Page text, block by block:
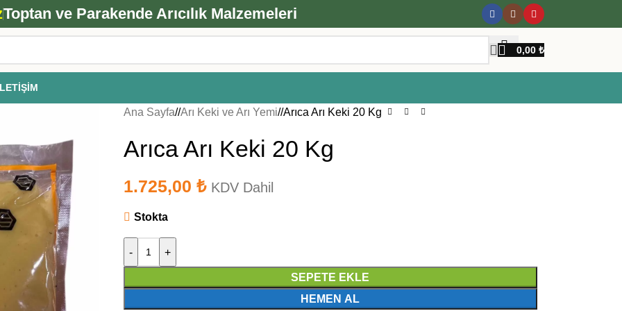
ANA ARI SİPARİŞİ İÇİN TIKLAYIN
Toptan ve Parakende Arıcılık Malzemeleri
0,00 ₺
Ana Sayfa/ Arı Keki ve Arı Yemi/ Arıca Arı Keki 20 Kg
Arıca Arı Keki 20 Kg
1.725,00 ₺ KDV Dahil
Stokta
- +
SEPETE EKLE
HEMEN AL